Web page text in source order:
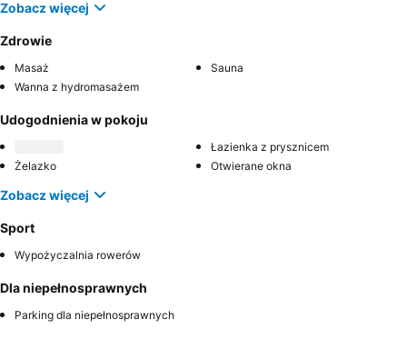
Zobacz więcej
Zdrowie
Masaż
Sauna
Wanna z hydromasażem
Udogodnienia w pokoju
Łazienka z prysznicem
Żelazko
Otwierane okna
Zobacz więcej
Sport
Wypożyczalnia rowerów
Dla niepełnosprawnych
Parking dla niepełnosprawnych